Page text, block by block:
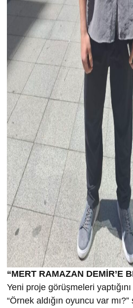
“MERT RAMAZAN DEMİR’E
Yeni proje görüşmeleri
“Örnek aldığın oyuncu var